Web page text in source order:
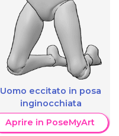
Uomo eccitato in posa
inginocchiata
Aprire in PoseMyArt